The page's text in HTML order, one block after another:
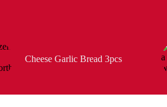
Cheese Garlic Bread 3pcs